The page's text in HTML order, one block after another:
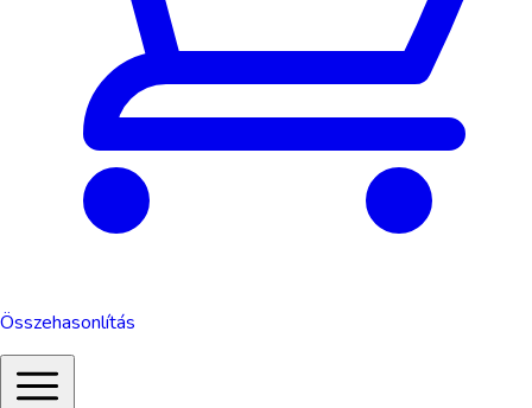
Összehasonlítás